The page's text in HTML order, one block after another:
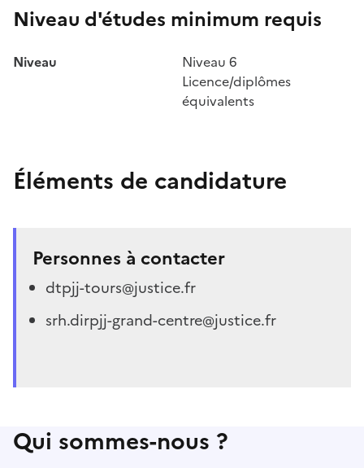
Niveau d'études minimum requis
Niveau
Niveau 6
Licence/diplômes
équivalents
Éléments de candidature
Personnes à contacter
dtpjj-tours@justice.fr
srh.dirpjj-grand-centre@justice.fr
Qui sommes-nous ?